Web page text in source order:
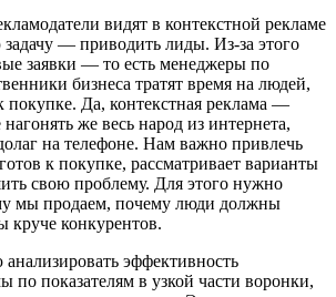
видят в контекстной рекламе
— приводить лиды. Из-за этого
заявки — то есть менеджеры по
бизнеса тратят время на людей,
покупке. Да, контекстная реклама —
же весь народ из интернета,
на телефоне. Нам важно привлечь
к покупке, рассматривает варианты
свою проблему. Для этого нужно
мы продаем, почему люди должны
круче конкурентов.
эффективность
по показателям в узкой части воронки,